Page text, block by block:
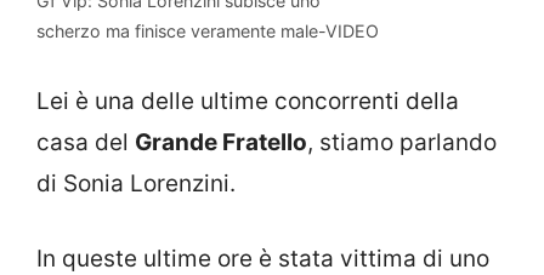
scherzo ma finisce veramente male-VIDEO
Lei è una delle ultime concorrenti della
casa del Grande Fratello, stiamo parlando
di Sonia Lorenzini.
In queste ultime ore è stata vittima di uno